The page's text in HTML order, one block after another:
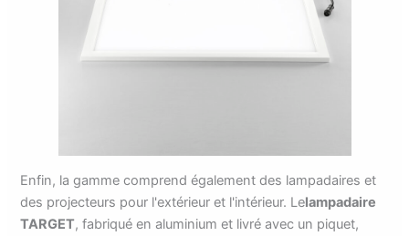
Enfin, la gamme comprend également des lampadaires et
des projecteurs pour l'extérieur et l'intérieur. Lelampadaire
TARGET, fabriqué en aluminium et livré avec un piquet,